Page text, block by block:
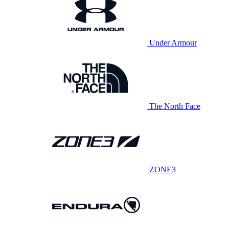
Under Armour
The North Face
ZONE3